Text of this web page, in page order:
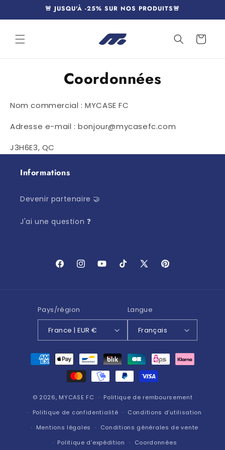
au
🚨 JUSQU'À -25% SUR NOS PRODUITS🚨
Panier
Coordonnées
Nom commercial : MYCASE FC
Adresse e-mail : bonjour@mycasefc.com
J3H6E3, QC
Informations
Devenir partenaire 🤝
J'ai une question ❓
FacebookInstagramYouTubeTikTokX
Pinterest
Pays/région
France | EUR €
Langue
Français
Moyens
© 2026, MYCASE FC
Politique de remboursement
Politique de confidentialité
Conditions d’utilisation
Mentions légales
Conditions générales de vente
Politique d’expédition
Coordonnées